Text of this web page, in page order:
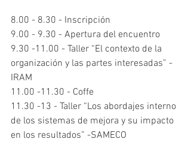
8.00 - 8.30 - Inscripción
9.00 - 9.30 - Apertura del encuentro
9.30 -11.00 - Taller “El contexto de la
organización y las partes interesadas” -
IRAM
11.00 -11.30 - Coffe
11.30 -13 - Taller “Los abordajes interno
de los sistemas de mejora y su impacto
en los resultados” -SAMECO